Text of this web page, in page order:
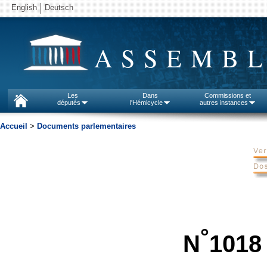
English Deutsch
Les
députés
Dans
l'Hémicycle
Commissions et
autres instances
Accueil > Documents parlementaires
N°